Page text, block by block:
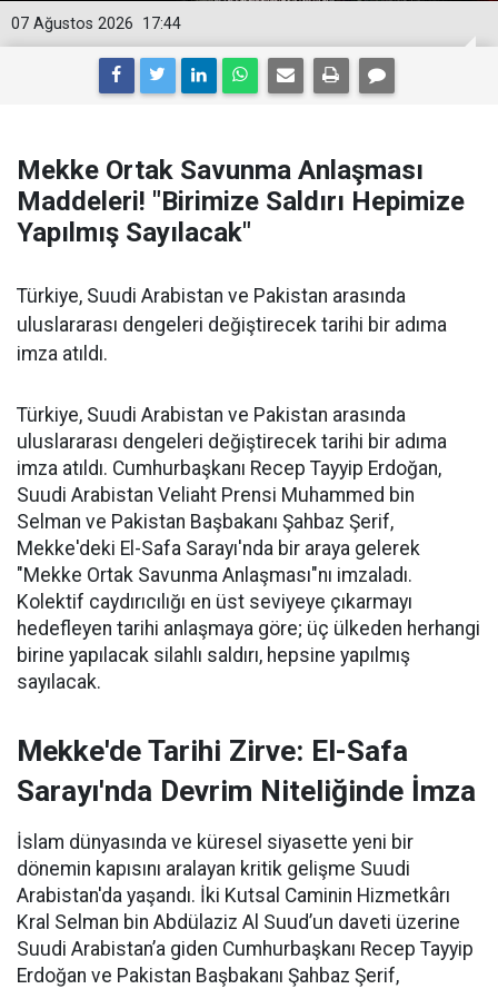
17:44
07 Ağustos 2026
Mekke Ortak Savunma Anlaşması
Maddeleri! "Birimize Saldırı Hepimize
Yapılmış Sayılacak"
Türkiye, Suudi Arabistan ve Pakistan arasında
uluslararası dengeleri değiştirecek tarihi bir adıma
imza atıldı.
Türkiye, Suudi Arabistan ve Pakistan arasında
uluslararası dengeleri değiştirecek tarihi bir adıma
imza atıldı. Cumhurbaşkanı Recep Tayyip Erdoğan,
Suudi Arabistan Veliaht Prensi Muhammed bin
Selman ve Pakistan Başbakanı Şahbaz Şerif,
Mekke'deki El-Safa Sarayı'nda bir araya gelerek
"Mekke Ortak Savunma Anlaşması"nı imzaladı.
Kolektif caydırıcılığı en üst seviyeye çıkarmayı
hedefleyen tarihi anlaşmaya göre; üç ülkeden herhangi
birine yapılacak silahlı saldırı, hepsine yapılmış
sayılacak.
Mekke'de Tarihi Zirve: El-Safa
Sarayı'nda Devrim Niteliğinde İmza
İslam dünyasında ve küresel siyasette yeni bir
dönemin kapısını aralayan kritik gelişme Suudi
Arabistan'da yaşandı. İki Kutsal Caminin Hizmetkârı
Kral Selman bin Abdülaziz Al Suud’un daveti üzerine
Suudi Arabistan’a giden Cumhurbaşkanı Recep Tayyip
Erdoğan ve Pakistan Başbakanı Şahbaz Şerif,